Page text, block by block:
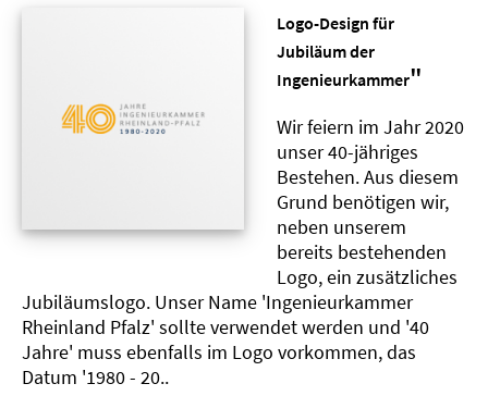
Logo-Design für
Jubiläum der
Ingenieurkammer"
Wir feiern im Jahr 2020
unser 40-jähriges
Bestehen. Aus diesem
Grund benötigen wir,
neben unserem
bereits bestehenden
Logo, ein zusätzliches
Jubiläumslogo. Unser Name 'Ingenieurkammer
Rheinland Pfalz' sollte verwendet werden und '40
Jahre' muss ebenfalls im Logo vorkommen, das
Datum '1980 - 20..